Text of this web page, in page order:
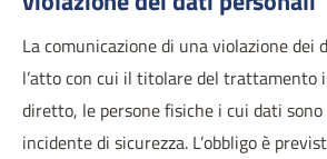
La comunicazione di una violazione dei
l’atto con cui il titolare del trattamento
diretto, le persone fisiche i cui dati
incidente di sicurezza. L’obbligo è